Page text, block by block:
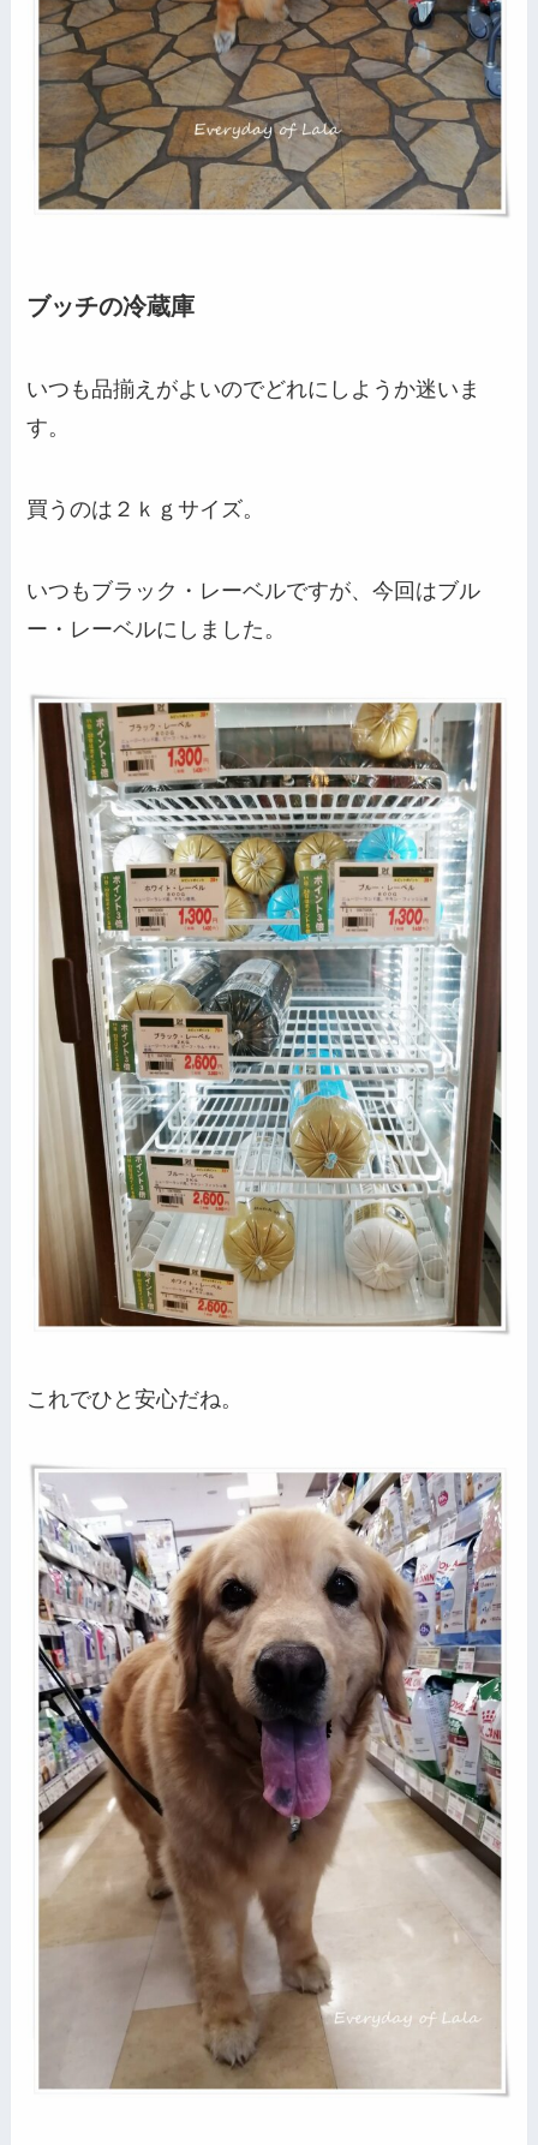
ブッチの冷蔵庫
いつも品揃えがよいのでどれにしようか迷いま
す。
買うのは２ｋｇサイズ。
いつもブラック・レーベルですが、今回はブル
ー・レーベルにしました。
これでひと安心だね。